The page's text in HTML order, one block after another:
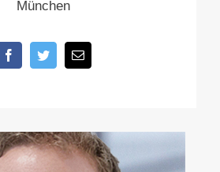
München